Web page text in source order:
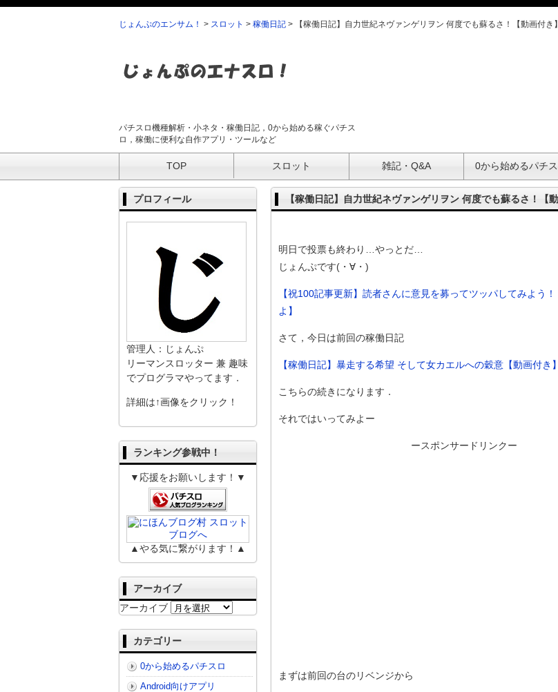
じょんぷのエンサム！ > スロット > 稼働日記 > 【稼働日記】自力世紀ネヴァンゲリヲン 何度でも蘇るさ！【動画付き】
パチスロ機種解析・小ネタ・稼働日記，0から始める稼ぐパチス
ロ，稼働に便利な自作アプリ・ツールなど
TOP スロット 雑記・Q&A 0から始めるパチ
【稼働日記】自力世紀ネヴァンゲリヲン 何度でも蘇るさ！【動
明日で投票も終わり…やっとだ…
じょんぷです(・∀・)
【祝100記事更新】読者さんに意見を募ってツッパしてみよう
よ】
さて，今日は前回の稼働日記
【稼働日記】暴走する希望 そして女カエルへの穀意【動画付き】
こちらの続きになります．
それではいってみよー
ースポンサードリンクー
まずは前回の台のリベンジから
プロフィール
管理人：じょんぷ
リーマンスロッター 兼 趣味
でプログラマやってます．
詳細は↑画像をクリック！
ランキング参戦中！
▼応援をお願いします！▼
▲やる気に繋がります！▲
アーカイブ
アーカイブ
カテゴリー
0から始めるパチスロ
Android向けアプリ